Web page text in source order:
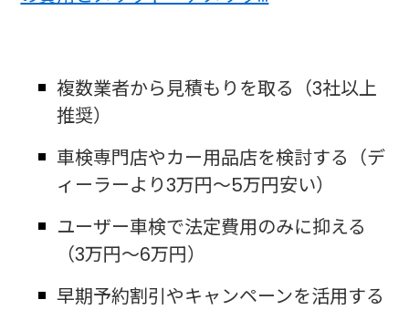
複数業者から見積もりを取る（3社以上
推奨）
車検専門店やカー用品店を検討する（デ
ィーラーより3万円～5万円安い）
ユーザー車検で法定費用のみに抑える
（3万円～6万円）
早期予約割引やキャンペーンを活用する